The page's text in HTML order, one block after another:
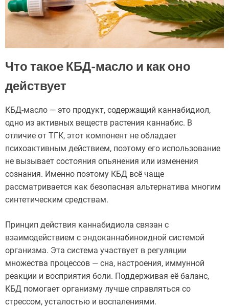
Что такое КБД-масло и как оно
действует
КБД-масло — это продукт, содержащий каннабидиол,
одно из активных веществ растения каннабис. В
отличие от ТГК, этот компонент не обладает
психоактивным действием, поэтому его использование
не вызывает состояния опьянения или изменения
сознания. Именно поэтому КБД всё чаще
рассматривается как безопасная альтернатива многим
синтетическим средствам.
Принцип действия каннабидиола связан с
взаимодействием с эндоканнабиноидной системой
организма. Эта система участвует в регуляции
множества процессов — сна, настроения, иммунной
реакции и восприятия боли. Поддерживая её баланс,
КБД помогает организму лучше справляться со
стрессом, усталостью и воспалениями.